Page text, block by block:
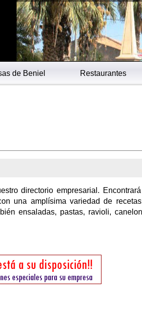
de Beniel Restaurantes
directorio empresarial.
una amplísima variedad de
ensaladas, pastas, ravioli,